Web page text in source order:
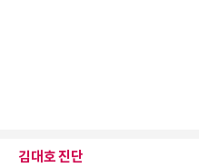
김대호 진단